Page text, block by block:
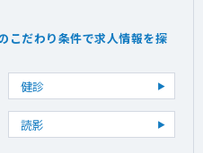
こだわり条件で求人情報を探
健診
読影